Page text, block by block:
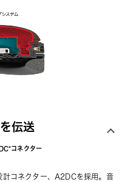
伝送
コネクター
計コネクター、A2DCを採用。音